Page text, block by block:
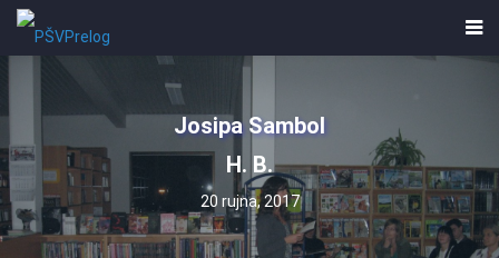
Josipa Sambol
H. B.
20 rujna, 2017